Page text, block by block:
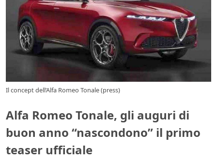
Il concept dell’Alfa Romeo Tonale (press)
Alfa Romeo Tonale, gli auguri di
buon anno “nascondono” il primo
teaser ufficiale